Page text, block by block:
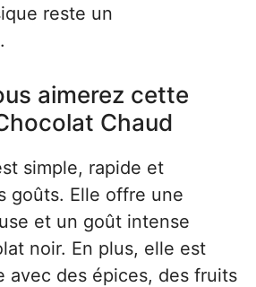
reste un
aimerez cette
Chaud
simple, rapide et
goûts. Elle offre une
et un goût intense
noir. En plus, elle est
avec des épices, des fruits